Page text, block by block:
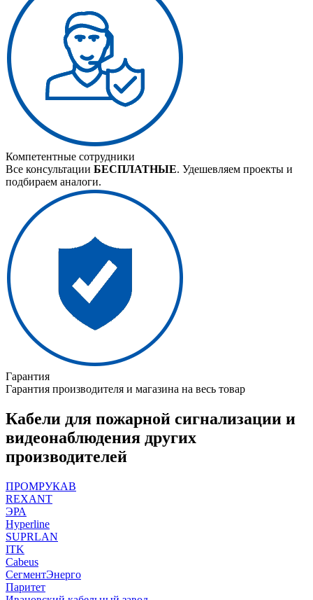
Компетентные сотрудники
Все консультации БЕСПЛАТНЫЕ. Удешевляем проекты и
подбираем аналоги.
Гарантия
Гарантия производителя и магазина на весь товар
Кабели для пожарной сигнализации и
видеонаблюдения других
производителей
ПРОМРУКАВ
REXANT
ЭРА
Hyperline
SUPRLAN
ITK
Cabeus
СегментЭнерго
Паритет